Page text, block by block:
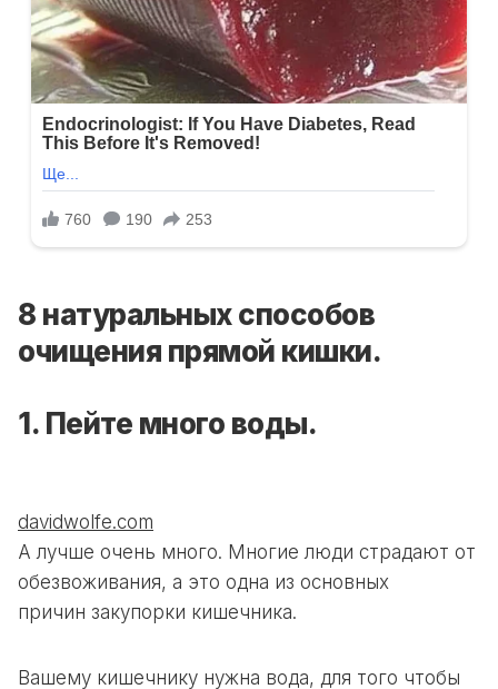
8 натуральных способов
очищения прямой кишки.
1. Пейте много воды.
davidwolfe.com
А лучше очень много. Многие люди страдают от
обезвоживания, а это одна из основных
причин закупорки кишечника.
Вашему кишечнику нужна вода, для того чтобы